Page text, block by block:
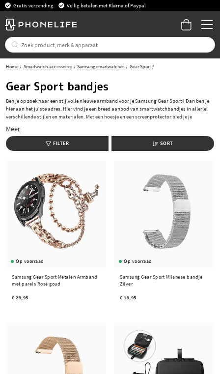
Gratis verzending Veilig betalen met Klarna of Paypal
Home Smartwatch-accessoires Samsung smartwatches Gear Sport
Gear Sport bandjes
Ben je op zoek naar een stijlvolle nieuwe armband voor je Samsung Gear Sport? Dan ben je
hier aan het juiste adres. Hier vind je een breed aanbod van smartwatchbandjes in allerlei
verschillende stijlen en materialen. Met een hoesje en een screenprotector bied je je
snelle en gratis verzending - bestel je accessoires bij ons.
Personaliseer je Samsung Gear Sport met onze
stijlvolle smartwatchbandjes.
gelegenheid. Of je nu een leren armband wilt voor een klassieke look of een siliconen
armband voor tijdens het sporten, wij hebben Samsung Gear Sport-armbanden voor je.
Beschermende hoesjes en screenprotectors voor
Samsung Gear Sport
Bescherm je Samsung Gear Sport met onze duurzame hoesjes en screenprotectors. Bekijk
ons assortiment en vind vandaag nog de perfecte bescherming voo je Samsung Gear Sport.
Met gratis verzending en snelle levering verloopt het winkelen bij ons moeiteloos. Aarzel niet
langer, bestel nu bandjes, hoesjes en screenprotectors voor Samsung Gear Sport!
Aarzel niet om contact op te nemen met onze klantenserviceals je een vraag hebt of als je
Meer
FILTER SORT
Op voorraad
Samsung Gear Sport Metalen Armband
met parels Rosé goud
€ 29,95
Op voorraad
Samsung Gear Sport Milanese bandje
Zilver
€ 19,95